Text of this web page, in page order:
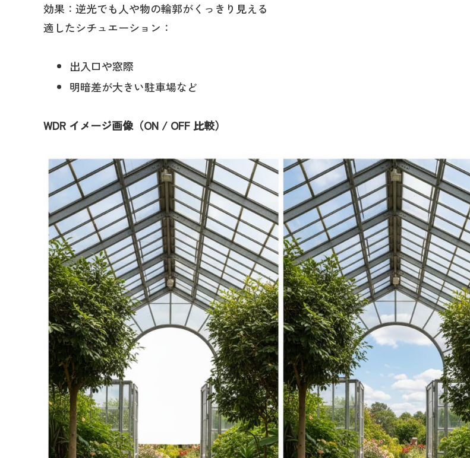
効果：逆光でも人や物の輪郭がくっきり見える
適したシチュエーション：
出入口や窓際
明暗差が大きい駐車場など
WDR イメージ画像（ON / OFF 比較）